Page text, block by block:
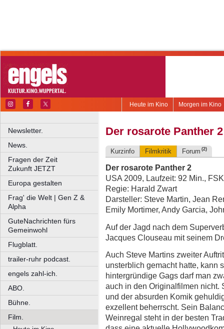
Morgen im Kino
Heute im Kino
Newsletter.
News.
Fragen der Zeit
Zukunft JETZT
Europa gestalten
Frag' die Welt | Gen Z &
Alpha
GuteNachrichten fürs
Gemeinwohl
Flugblatt.
trailer-ruhr podcast.
engels zahl-ich.
ABO.
Bühne.
Film.
Der rosarote Panther 2
Kurzinfo Filmkritik Forum (2)
Der rosarote Panther 2
USA 2009, Laufzeit: 92 Min.,
Regie: Harald Zwart
Darsteller: Steve Martin, Jean
Emily Mortimer, Andy Garcia,
Auf der Jagd nach dem
Jacques Clouseau mit seinem
Auch Steve Martins zweiter
unsterblich gemacht hatte, kann
hintergründige Gags darf man
auch in den Originalfilmen nicht.
und der absurden Komik
exzellent beherrscht. Sein
Weinregal steht in der besten